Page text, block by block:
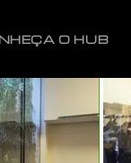
O HUB